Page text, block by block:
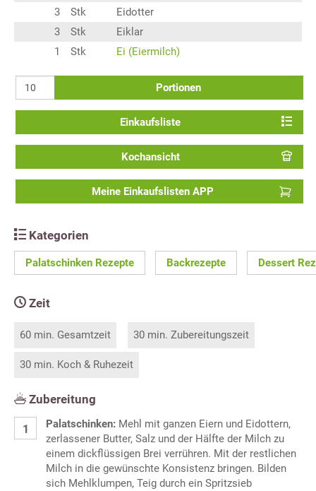
3
Stk
Eidotter
3
Stk
Eiklar
1
Stk Ei (Eiermilch)
Portionen
Einkaufsliste
Kochansicht
Meine Einkaufslisten APP
Kategorien
Palatschinken Rezepte Backrezepte Dessert
Zeit
60 min. Gesamtzeit 30 min. Zubereitungszeit
30 min. Koch & Ruhezeit
Zubereitung
Palatschinken: Mehl mit ganzen Eiern und Eidottern,
zerlassener Butter, Salz und der Hälfte der Milch zu
einem dickflüssigen Brei verrühren. Mit der restlichen
Milch in die gewünschte Konsistenz bringen. Bilden
sich Mehlklumpen, Teig durch ein Spritzsieb